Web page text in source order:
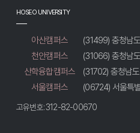
HOSEO UNIVERSITY
아산캠퍼스 (31499) 충청남
천안캠퍼스
(31066) 충청남
산학융합캠퍼스
(31702) 충청남
서울캠퍼스
(06724) 서울특
고유번호: 312-82-00670